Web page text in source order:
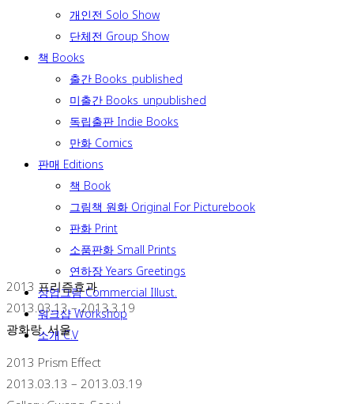
개인전 Solo Show
단체전 Group Show
책 Books
출간 Books_published
미출간 Books_unpublished
독립출판 Indie Books
만화 Comics
판매 Editions
책 Book
그림책 원화 Original For Picturebook
판화 Print
소품판화 Small Prints
연하장 Years Greetings
상업그림 Commercial Illust.
워크샵 Workshop
소개 C.V
2013 프리즘효과
2013.03.13 – 2013.3.19
광화랑, 서울
2013 Prism Effect
2013.03.13 – 2013.03.19